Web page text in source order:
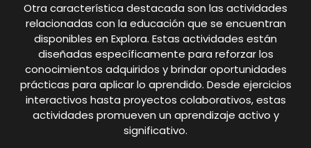
Otra característica destacada son las actividades
relacionadas con la educación que se encuentran
disponibles en Explora. Estas actividades están
diseñadas específicamente para reforzar los
conocimientos adquiridos y brindar oportunidades
prácticas para aplicar lo aprendido. Desde ejercicios
interactivos hasta proyectos colaborativos, estas
actividades promueven un aprendizaje activo y
significativo.